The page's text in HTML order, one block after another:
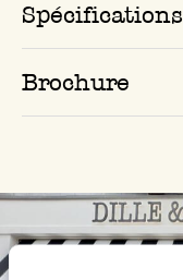
Spécifications
Brochure